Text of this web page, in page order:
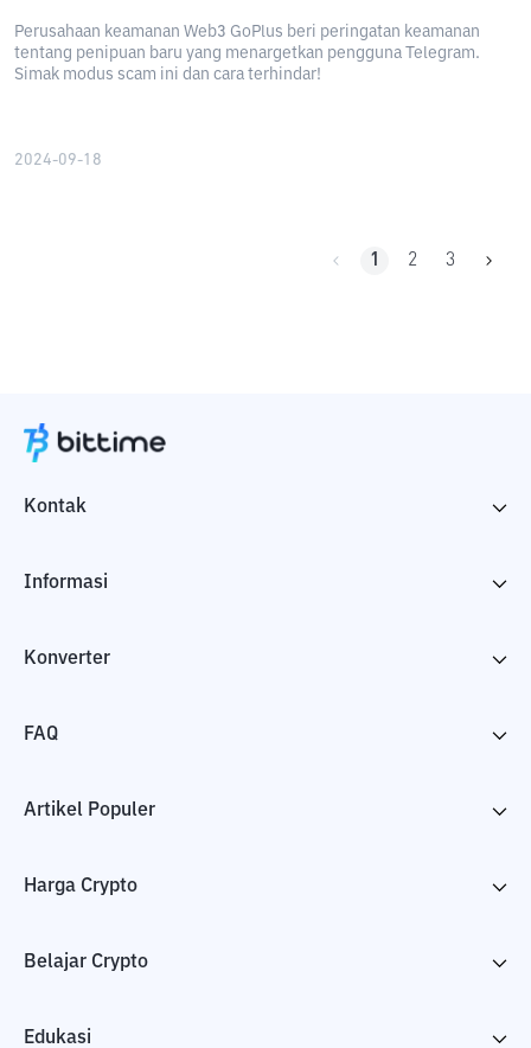
Perusahaan keamanan Web3 GoPlus beri peringatan keamanan
tentang penipuan baru yang menargetkan pengguna Telegram.
Simak modus scam ini dan cara terhindar!
2024-09-18
1 2 3
Kontak
Informasi
Konverter
FAQ
Artikel Populer
Harga Crypto
Belajar Crypto
Edukasi